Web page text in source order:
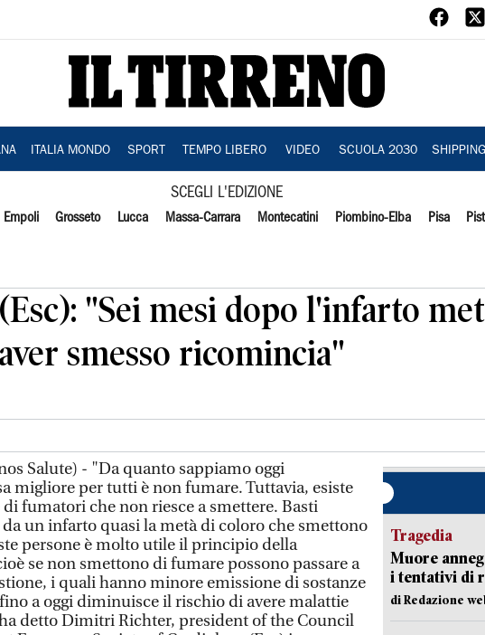
ITALIA MONDO SPORT TEMPO LIBERO VIDEO SCUOLA 2030 SHIPPING
SCEGLI L'EDIZIONE
Empoli Grosseto Lucca Massa-Carrara Montecatini Piombino-Elba Pisa
"Sei mesi dopo l'infarto
smesso ricomincia"
Salute) - "Da quanto sappiamo oggi
migliore per tutti è non fumare. Tuttavia, esiste
fumatori che non riesce a smettere. Basti
da un infarto quasi la metà di coloro che smettono
persone è molto utile il principio della
se non smettono di fumare possono passare a
i quali hanno minore emissione di sostanze
a oggi diminuisce il rischio di avere malattie
detto Dimitri Richter, president of the Council
Tragedia
Muore
i tentativi di
di Redazione